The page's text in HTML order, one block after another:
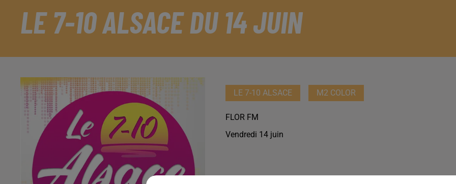
LE 7-10 ALSACE DU 14 JUIN
LE 7-10 ALSACE M2 COLOR
FLOR FM
Vendredi 14 juin